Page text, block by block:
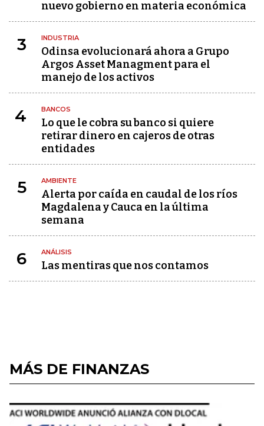
nuevo gobierno en materia económica
3 INDUSTRIA
Odinsa evolucionará ahora a Grupo
Argos Asset Managment para el
manejo de los activos
4 BANCOS
Lo que le cobra su banco si quiere
retirar dinero en cajeros de otras
entidades
5 AMBIENTE
Alerta por caída en caudal de los ríos
Magdalena y Cauca en la última
semana
6 ANÁLISIS
Las mentiras que nos contamos
MÁS DE FINANZAS